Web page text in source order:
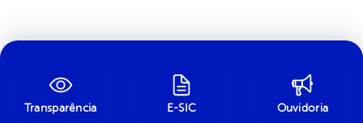
Transparência E-SIC Ouvidoria